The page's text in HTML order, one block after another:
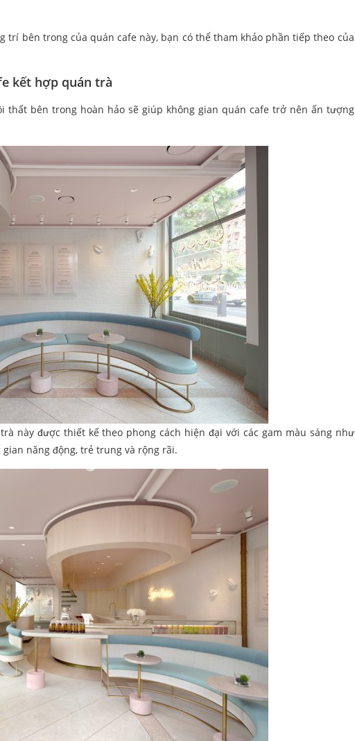
trí bên trong của quán cafe này, bạn có thể tham khảo phần tiếp theo của
kết hợp quán trà
bên trong hoàn hảo sẽ giúp không gian quán cafe trở nên ấn tượng
này được thiết kế theo phong cách hiện đại với các gam màu sáng như
năng động, trẻ trung và rộng rãi.